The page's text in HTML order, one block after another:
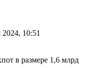
10:51